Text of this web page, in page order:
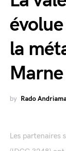
la
Marne
by Rado
Les partenaires